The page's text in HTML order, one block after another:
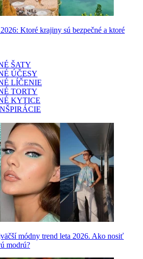
Ktoré krajiny sú bezpečné a ktoré
ŠATY
ÚČESY
LÍČENIE
TORTY
KYTICE
módny trend leta 2026. Ako nosiť
modrú?